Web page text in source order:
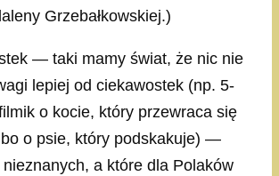
Grzebałkowskiej.)
— taki mamy świat, że nic nie
lepiej od ciekawostek (np. 5-
o kocie, który przewraca się
o psie, który podskakuje) —
a które dla Polaków